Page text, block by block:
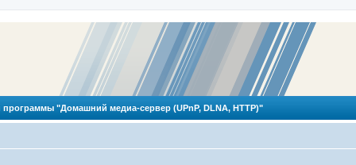
программы "Домашний медиа-сервер (UPnP, DLNA, HTTP)"